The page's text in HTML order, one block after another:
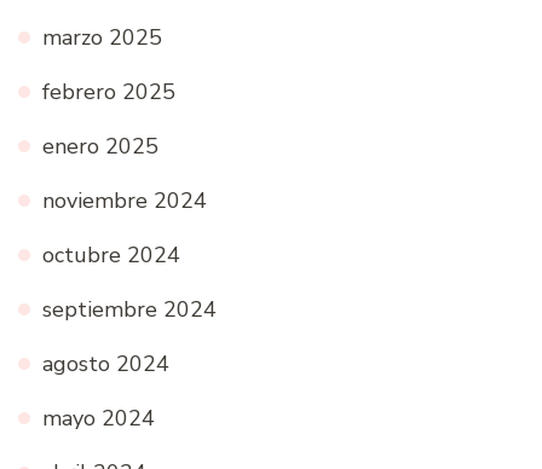
marzo 2025
febrero 2025
enero 2025
noviembre 2024
octubre 2024
septiembre 2024
agosto 2024
mayo 2024